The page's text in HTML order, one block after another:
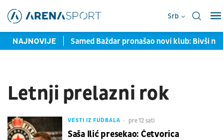
Srb
NAJNOVIJE
u Torontu Samed Baždar pronašao novi klub: Bivši
Letnji prelazni rok
VESTI IZ FUDBALA pre 12 sati
Saša Ilić presekao: Četvorica